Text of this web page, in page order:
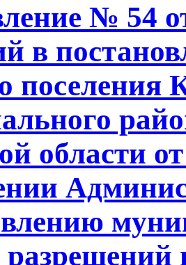
№ 54
в
поселения
области